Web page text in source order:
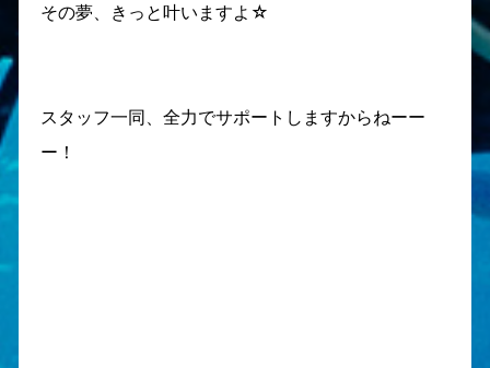
その夢、きっと叶いますよ☆
スタッフ一同、全力でサポートしますからねーー
ー！